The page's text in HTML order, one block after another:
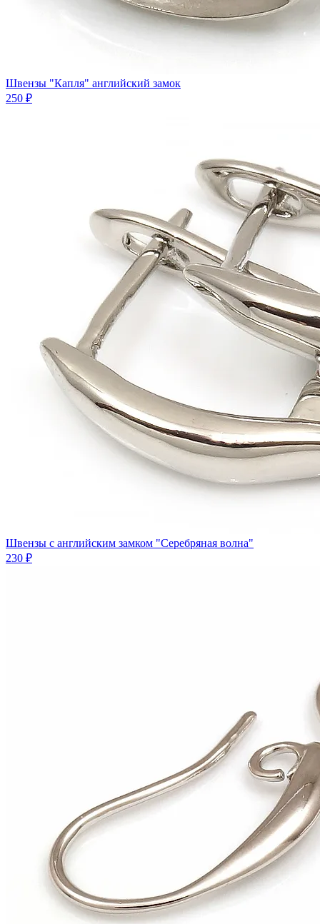
Швензы "Капля" английский замок
250 ₽
Швензы с английским замком "Серебряная волна"
230 ₽